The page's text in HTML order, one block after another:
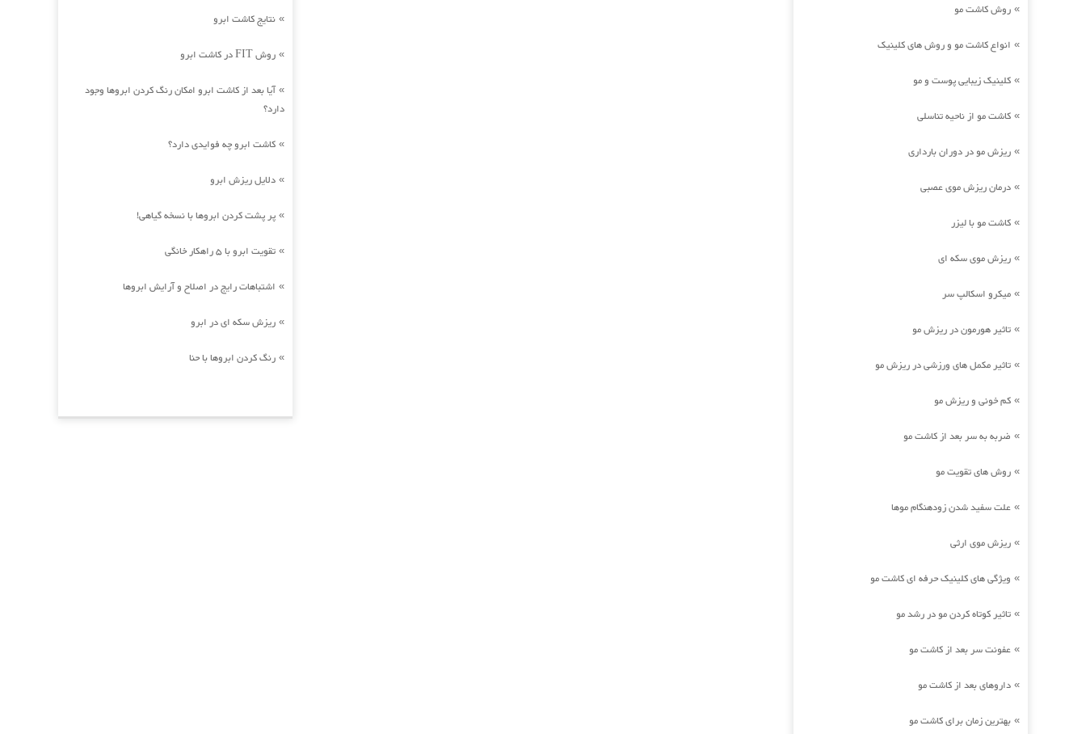
» نتایج کاشت ابرو
» روش FIT در کاشت ابرو
»آیا بعد از کاشت ابرو امکان رنگ کردن ابروها وجود
دارد؟
» کاشت ابرو چه فوایدی دارد؟
» دلایل ریزش ابرو
» پر پشت کردن ابروها با نسخه گیاهی!
» تقویت ابرو با 5 راهکار خانگی
» اشتباهات رایج در اصلاح و آرایش ابروها
» ریزش سکه ای در ابرو
» رنگ کردن ابروها با حنا
» روش کاشت مو
» انواع کاشت مو و روش های کلینیک
» کلینیک زیبایی پوست و مو
» کاشت مو از ناحیه تناسلی
» ریزش مو در دوران بارداری
» درمان ریزش موی عصبی
» کاشت مو با لیزر
» ریزش موی سکه ای
» میکرو اسکالپ سر
» تاثیر هورمون در ریزش مو
» تاثیر مکمل های ورزشی در ریزش مو
» کم خونی و ریزش مو
» ضربه به سر بعد از کاشت مو
» روش های تقویت مو
» علت سفید شدن زودهنگام موها
» ریزش موی ارثی
» ویژگی های کلینیک حرفه ای کاشت مو
» تاثیر کوتاه کردن مو در رشد مو
» عفونت سر بعد از کاشت مو
» داروهای بعد از کاشت مو
» بهترین زمان برای کاشت مو